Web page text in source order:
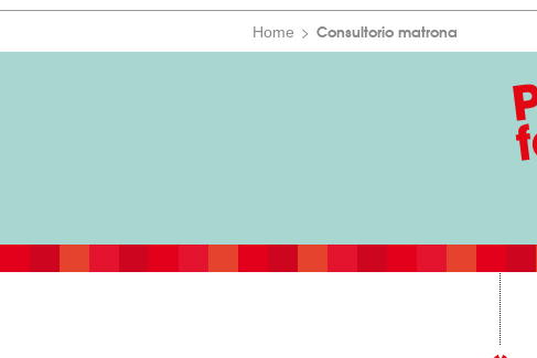
Home Consultorio matrona